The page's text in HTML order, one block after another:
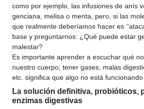
como por ejemplo, las infusiones de anís
genciana, melisa o menta, pero, si las
que realmente deberíamos hacer es
base y preguntarnos: ¿Qué puede estar
malestar?
Es importante aprender a escuchar qué
nuestro cuerpo, tener gases, malas
etc. significa que algo no está
La solución definitiva, probióticos,
enzimas digestivas